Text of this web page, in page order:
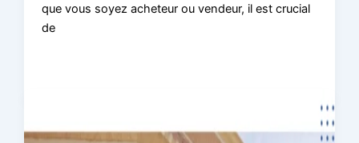
que vous soyez acheteur ou vendeur, il est crucial
de